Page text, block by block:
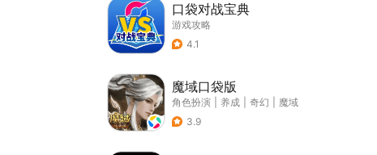
口袋对战宝典
游戏攻略
4.1
魔域口袋版
角色扮演 养成 奇幻
魔域
3.9